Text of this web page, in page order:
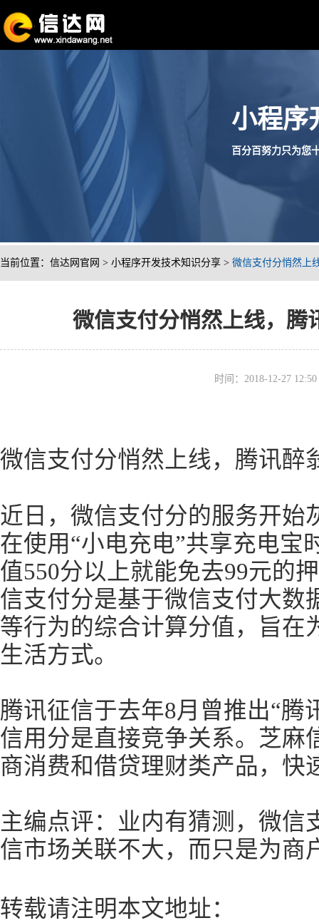
小程序
百分百努力只为您
当前位置： 信达网官网 > 小程序开发技术知识分享 > 微信支付分悄然上
微信支付分悄然上线，腾
时间：2018-12-27
微信支付分悄然上线，腾讯醉
近日，微信支付分的服务开始
在使用“小电充电”共享充电宝
值550分以上就能免去99元的
信支付分是基于微信支付大数
等行为的综合计算分值，旨在
生活方式。
腾讯征信于去年8月曾推出“腾
信用分是直接竞争关系。芝麻
商消费和借贷理财类产品，快
主编点评：业内有猜测，微信
信市场关联不大，而只是为商
转载请注明本文地址：